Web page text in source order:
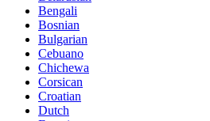
Bengali
Bosnian
Bulgarian
Cebuano
Chichewa
Corsican
Croatian
Dutch